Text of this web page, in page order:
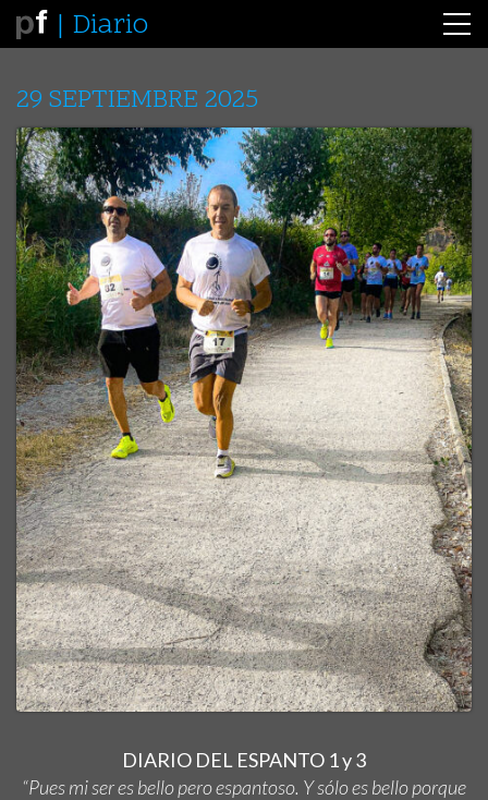
Diario
29 SEPTIEMBRE 2025
DIARIO DEL ESPANTO 1 y 3
“Pues mi ser es bello pero espantoso. Y sólo es bello porque